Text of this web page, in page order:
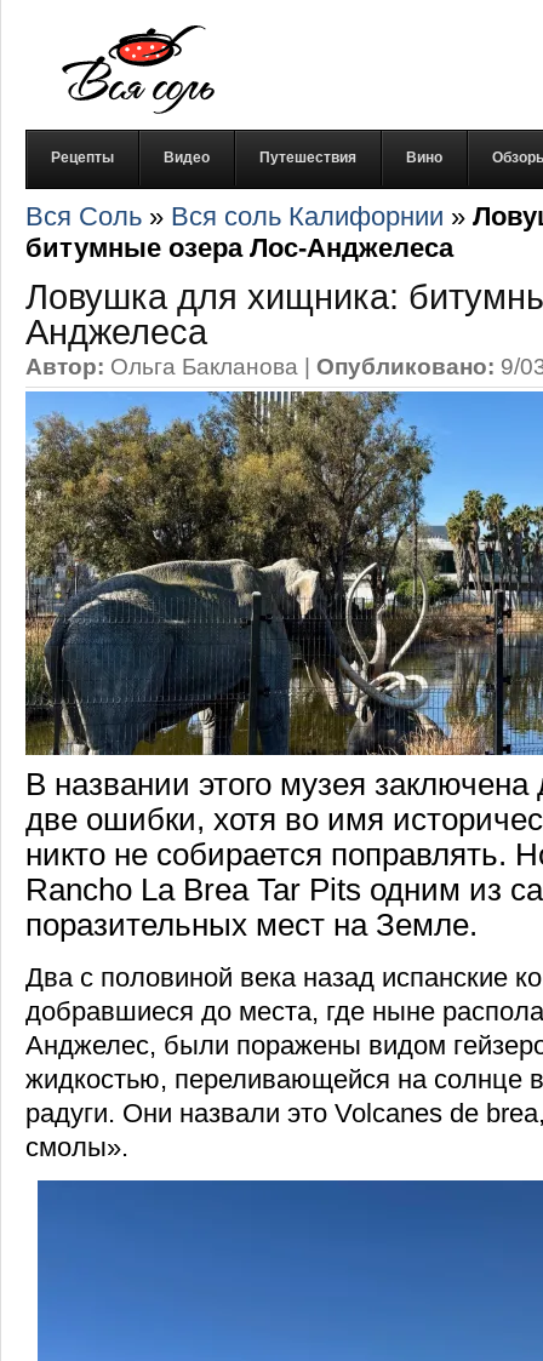
Рецепты Видео Путешествия Вино
Вся Соль » Вся соль Калифорнии »
битумные озера Лос-Анджелеса
Ловушка для хищника:
Анджелеса
Автор: Ольга Бакланова | Опубликовано: 9/
В названии этого музея
две ошибки, хотя во имя
никто не собирается поправлять.
Rancho La Brea Tar Pits одним из
поразительных мест на Земле.
Два с половиной века назад испанские
добравшиеся до места, где ныне
Анджелес, были поражены видом
жидкостью, переливающейся на солнце
радуги. Они назвали это Volcanes de
смолы».